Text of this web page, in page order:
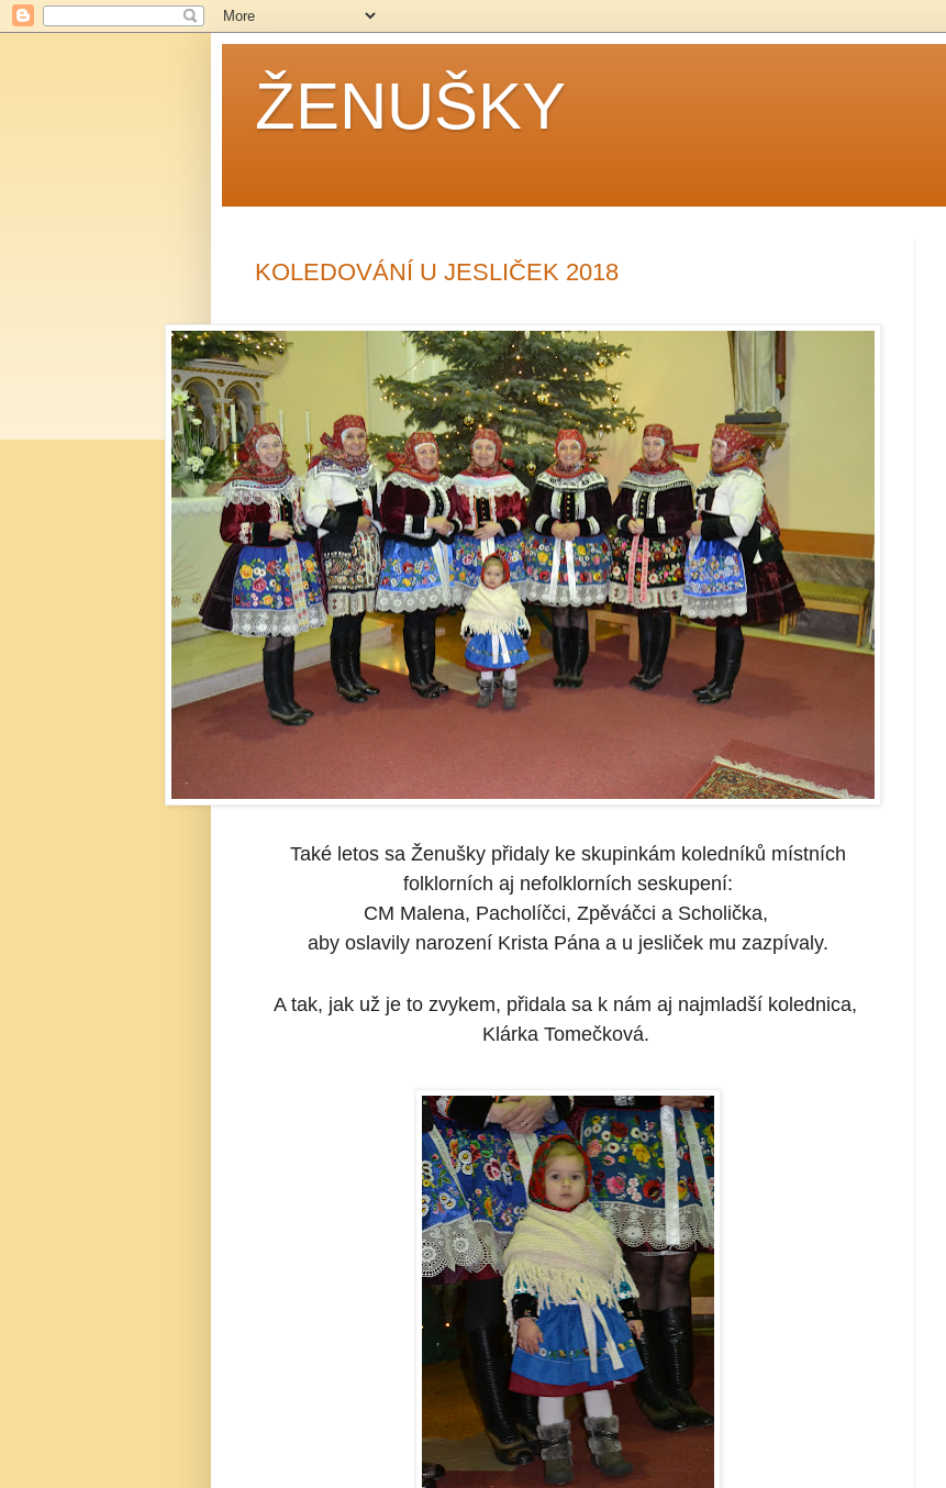
ŽENUŠKY
KOLEDOVÁNÍ U JESLIČEK 2018
Také letos sa Ženušky přidaly ke skupinkám koledníků místních
folklorních aj nefolklorních seskupení:
CM Malena, Pacholíčci, Zpěváčci a Scholička,
aby oslavily narození Krista Pána a u jesliček mu zazpívaly.
A tak, jak už je to zvykem, přidala sa k nám aj najmladší kolednica,
Klárka Tomečková.